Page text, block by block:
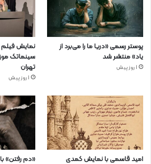
پوستر رسمی «دریا ما را می‌برد از
یاد» منتشر شد
1 روز پیش
نمایش فیلم
سینماتک
تهران
1 روز پیش
امید قاسمی با نمایش کمدی
«دم رفتن»